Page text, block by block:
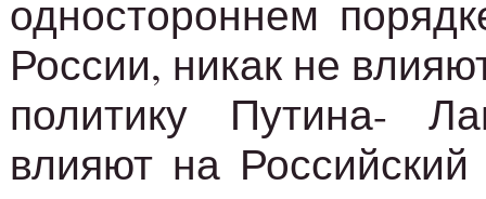
одностороннем
России, никак не
политику Путина-
влияют на